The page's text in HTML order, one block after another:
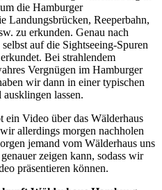
die Hamburger
Landungsbrücken, Reeperbahn,
zu erkunden. Genau nach
auf die Sightseeing-Spuren
Bei strahlendem
Vergnügen im Hamburger
wir dann in einer typischen
lassen.
ein Video über das Wälderhaus
allerdings morgen nachholen
jemand vom Wälderhaus uns
zeigen kann, sodass wir
präsentieren können.